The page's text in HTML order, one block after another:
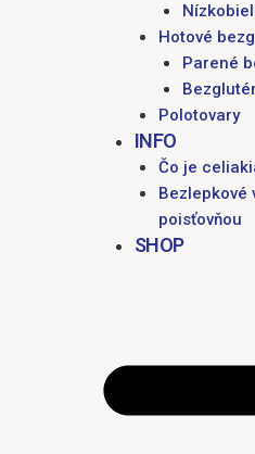
Hotové
Parené
Polotovary
INFO
Čo je
Bezlepkové
poisťovňou
SHOP